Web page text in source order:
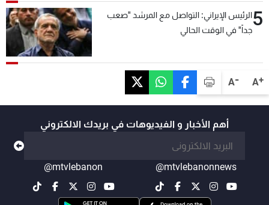
A+
A-
5الرئيس الإيراني: التواصل مع المرشد "صعب
جداً" في الوقت الحالي
أهم الأخبار و الفيديوهات في بريدك الالكتروني
@mtvlebanonnews
@mtvlebanon